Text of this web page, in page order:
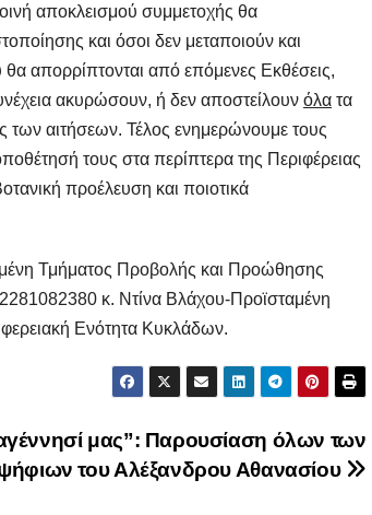
αποκλεισμού συμμετοχής θα
και όσοι δεν μεταποιούν και
απορρίπτονται από επόμενες Εκθέσεις,
ακυρώσουν, ή δεν αποστείλουν όλα τα
των αιτήσεων. Τέλος ενημερώνουμε τους
τους στα περίπτερα της Περιφέρειας
προέλευση και ποιοτικά
Τμήματος Προβολής και Προώθησης
κ. Ντίνα Βλάχου-Προϊσταμένη
Ενότητα Κυκλάδων.
μας”: Παρουσίαση όλων των
του Αλέξανδρου Αθανασίου